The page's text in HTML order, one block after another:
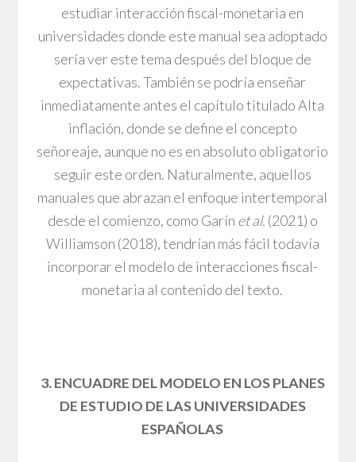
estudiar interacción fiscal-monetaria en
universidades donde este manual sea adoptado
sería ver este tema después del bloque de
expectativas. También se podría enseñar
inmediatamente antes el capítulo titulado Alta
inflación, donde se define el concepto
señoreaje, aunque no es en absoluto obligatorio
seguir este orden. Naturalmente, aquellos
manuales que abrazan el enfoque intertemporal
desde el comienzo, como Garín et al. (2021) o
Williamson (2018), tendrían más fácil todavía
incorporar el modelo de interacciones fiscal-
monetaria al contenido del texto.
3. ENCUADRE DEL MODELO EN LOS PLANES
DE ESTUDIO DE LAS UNIVERSIDADES
ESPAÑOLAS